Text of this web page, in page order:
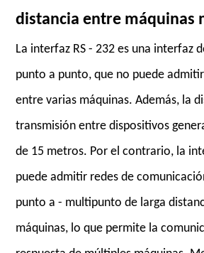
distancia entre máquinas
La interfaz RS - 232 es una interfaz
punto a punto, que no puede
entre varias máquinas. Además, la
transmisión entre dispositivos
de 15 metros. Por el contrario, la
puede admitir redes de
punto a - multipunto de larga
máquinas, lo que permite la